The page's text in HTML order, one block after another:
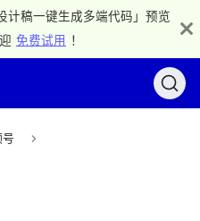
计稿一键生成多端代码」预览
免费试用 ！
号